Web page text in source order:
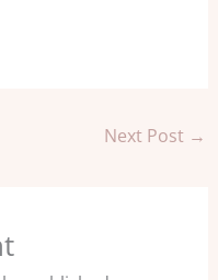
Next Post →